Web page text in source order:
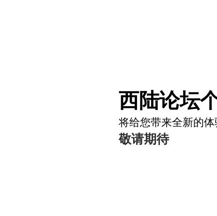
西陆论坛
将给您带来全新的体
敬请期待